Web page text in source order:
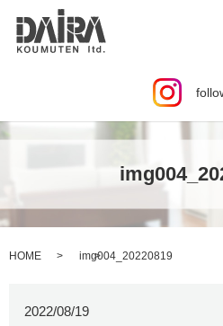
HOME img004_20220819
2022/08/19